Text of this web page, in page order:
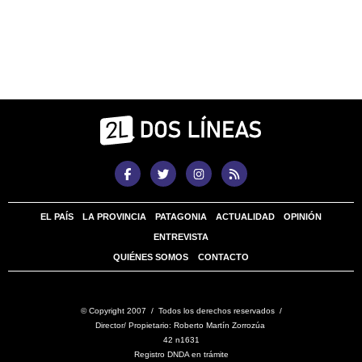
EL PAÍS LA PROVINCIA PATAGONIA ACTUALIDAD OPINIÓN
ENTREVISTA
QUIÉNES SOMOS CONTACTO
© Copyright 2007 / Todos los derechos reservados /
Director/ Propietario: Roberto Martín Zorrozúa
42 n1631
Registro DNDA en trámite